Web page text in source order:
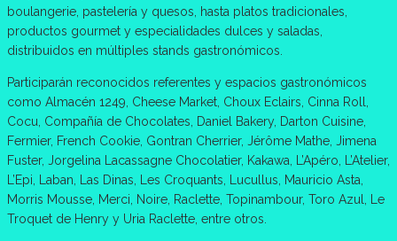
boulangerie, pastelería y quesos, hasta platos tradicionales,
productos gourmet y especialidades dulces y saladas,
distribuidos en múltiples stands gastronómicos.
Participarán reconocidos referentes y espacios gastronómicos
como Almacén 1249, Cheese Market, Choux Eclairs, Cinna Roll,
Cocu, Compañía de Chocolates, Daniel Bakery, Darton Cuisine,
Fermier, French Cookie, Gontran Cherrier, Jérôme Mathe, Jimena
Fuster, Jorgelina Lacassagne Chocolatier, Kakawa, L’Apéro, L’Atelier,
L’Epi, Laban, Las Dinas, Les Croquants, Lucullus, Mauricio Asta,
Morris Mousse, Merci, Noire, Raclette, Topinambour, Toro Azul, Le
Troquet de Henry y Uria Raclette, entre otros.